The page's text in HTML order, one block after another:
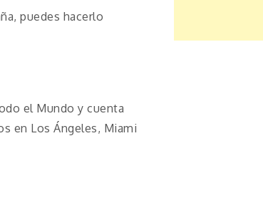
puedes hacerlo
el Mundo y cuenta
en Los Ángeles, Miami